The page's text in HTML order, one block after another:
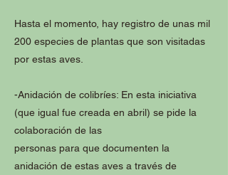
Hasta el momento, hay registro de unas mil
200 especies de plantas que son visitadas
por estas aves.
-Anidación de colibríes: En esta iniciativa
(que igual fue creada en abril) se pide la
colaboración de las
personas para que documenten la
anidación de estas aves a través de